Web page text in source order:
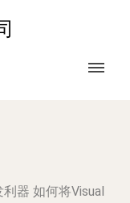
器 如何将Visual